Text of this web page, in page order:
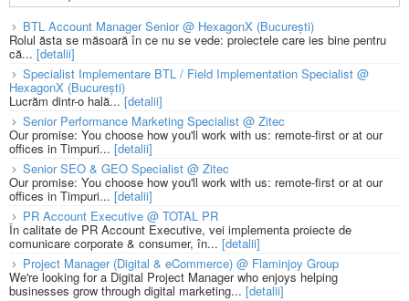
BTL Account Manager Senior @ HexagonX (București)
Rolul ăsta se măsoară în ce nu se vede: proiectele care ies bine pentru
că... [detalii]
Specialist Implementare BTL / Field Implementation Specialist @
HexagonX (București)
Lucrăm dintr-o hală...[detalii]
Senior Performance Marketing Specialist @ Zitec
Our promise: You choose how you'll work with us: remote-first or at our
offices in Timpuri... [detalii]
Senior SEO & GEO Specialist @ Zitec
Our promise: You choose how you'll work with us: remote-first or at our
offices in Timpuri... [detalii]
PR Account Executive @ TOTAL PR
În calitate de PR Account Executive, vei implementa proiecte de
comunicare corporate & consumer, în... [detalii]
Project Manager (Digital & eCommerce) @ Flaminjoy Group
We're looking for a Digital Project Manager who enjoys helping
businesses grow through digital marketing... [detalii]